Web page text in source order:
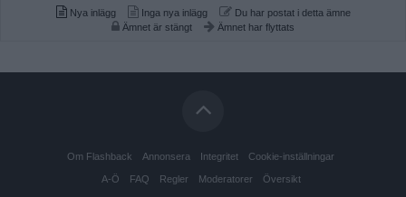
Nya inlägg Inga nya inlägg
Du har postat i detta ämne
Ämnet är stängt
Ämnet har flyttats
Om Flashback Annonsera Integritet Cookie-inställningar
A-Ö FAQ Regler Moderatorer Översikt